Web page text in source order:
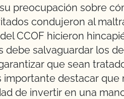
preocupación sobre
condujeron al
CCOF hicieron
salvaguardar los
que sean
destacar que
de invertir en una